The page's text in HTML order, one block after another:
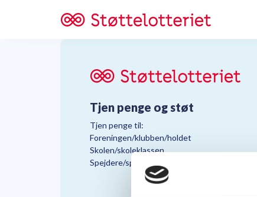
Tjen penge og støt
Tjen penge til:
Foreningen/klubben/holdet
Skolen/skoleklassen
Spejdere/spejdergruppen/FDF’ere, m.fl.